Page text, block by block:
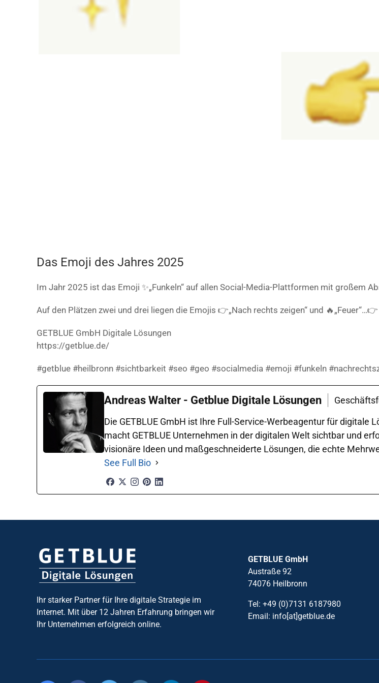
Das Emoji des Jahres 2025
Im Jahr 2025 ist das Emoji ✨„Funkeln“ auf allen Social-Media-Plattformen mit großem
Auf den Plätzen zwei und drei liegen die Emojis 👉„Nach rechts zeigen“ und
GETBLUE GmbH Digitale Lösungen
https://getblue.de/
#getblue #heilbronn #sichtbarkeit #seo #geo #socialmedia #emoji #funkeln
Andreas Walter - Getblue Digitale Lösungen
Die GETBLUE GmbH ist Ihre Full-Service-Werbeagentur für
macht GETBLUE Unternehmen in der digitalen Welt sichtbar und
visionäre Ideen und maßgeschneiderte Lösungen, die echte
See Full Bio
Ihr starker Partner für Ihre digitale Strategie im
Internet. Mit über 12 Jahren Erfahrung bringen wir
Ihr Unternehmen erfolgreich online.
GETBLUE GmbH
Austraße 92
74076 Heilbronn
Tel: +49 (0)7131 6187980
Email: info[at]getblue.de